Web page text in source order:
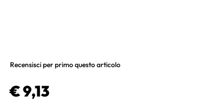
Recensisci per primo questo articolo
€ 9,13